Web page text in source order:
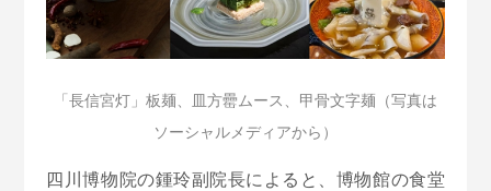
「長信宮灯」板麺、皿方罍ムース、甲骨文字麺（写真は
ソーシャルメディアから）
四川博物院の鍾玲副院長によると、博物館の食堂